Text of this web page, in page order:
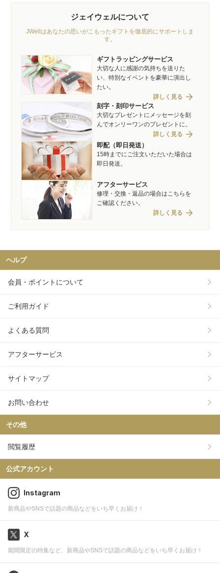
ジェイウェルについて
JWellはあなたの思いがこもったギフトを徹底的にサポートしま
す。
ギフトラッピングサービス
大切な人に感謝の気持ちを送りた
い、特別なイベントを豪華に演出し
たい。
詳しく見る arrow_forward
刻字・刻印サービス
大切なプレゼントにメッセージを刻
んでオンリーワンのプレゼントに。
詳しく見る arrow_forward
即配（即日発送）
15時までにご注文いただいた場合は
即日発送。
アフターサービス
修理・交換・返品の場合はこちらを
ご確認ください。
詳しく見る arrow_forward
ヘルプ
会員・ポイントについて
ご利用ガイド
よくある質問
アフターサービス
サイトマップ
お問い合わせ
その他
閲覧履歴
公式アカウント
Instagram
新商品やSNSで話題の商品などをいち早くお届け！
X
期間限定の特集など、新商品やSNSで話題の商品などをいち早くお届け！